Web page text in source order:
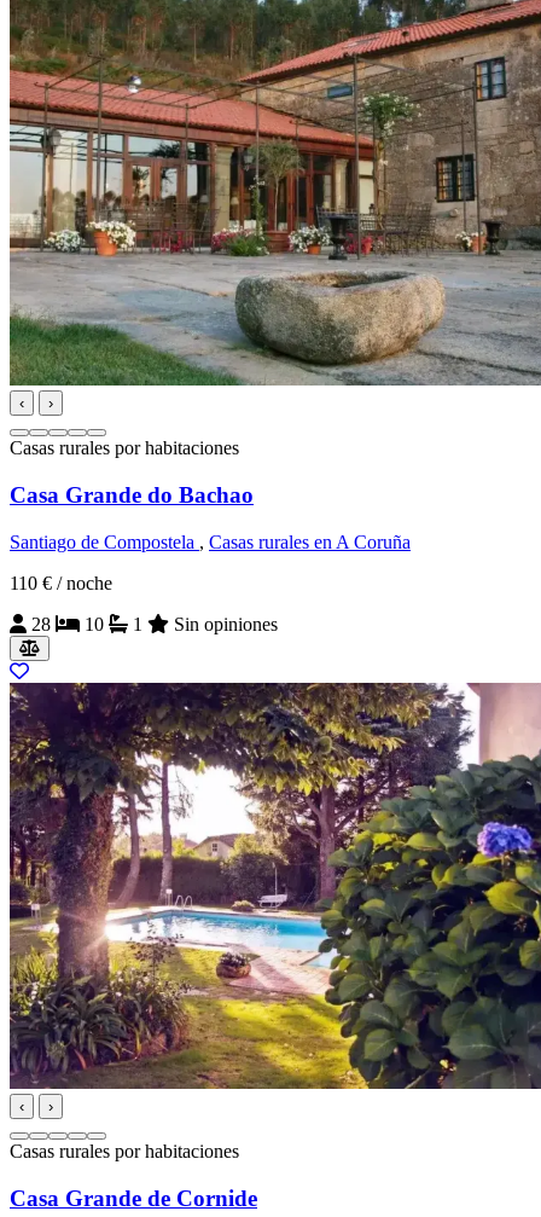
‹ ›
Casas rurales por habitaciones
Casa Grande do Bachao
Santiago de Compostela , Casas rurales en A Coruña
110 € / noche
28
10 1 Sin opiniones
‹ ›
Casas rurales por habitaciones
Casa Grande de Cornide